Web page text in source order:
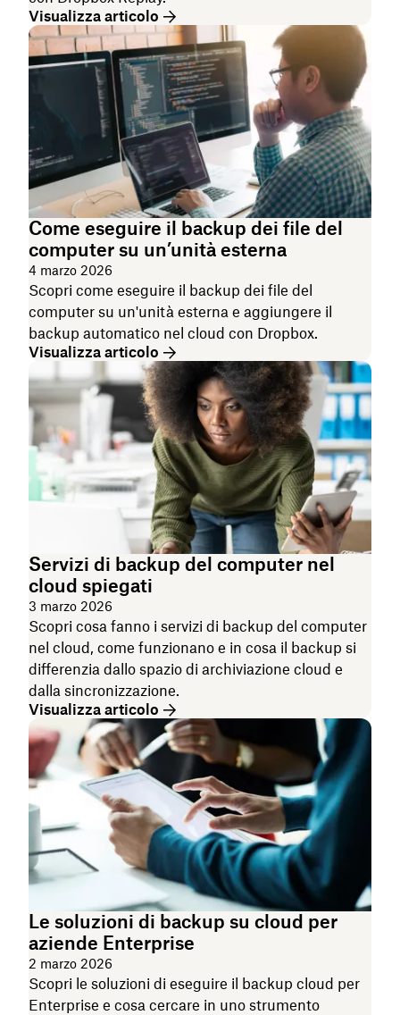
Visualizza articolo
Come eseguire il backup dei file del
computer su un’unità esterna
4 marzo 2026
Scopri come eseguire il backup dei file del
computer su un'unità esterna e aggiungere il
backup automatico nel cloud con Dropbox.
Visualizza articolo
Servizi di backup del computer nel
cloud spiegati
3 marzo 2026
Scopri cosa fanno i servizi di backup del computer
nel cloud, come funzionano e in cosa il backup si
differenzia dallo spazio di archiviazione cloud e
dalla sincronizzazione.
Visualizza articolo
Le soluzioni di backup su cloud per
aziende Enterprise
2 marzo 2026
Scopri le soluzioni di eseguire il backup cloud per
Enterprise e cosa cercare in uno strumento